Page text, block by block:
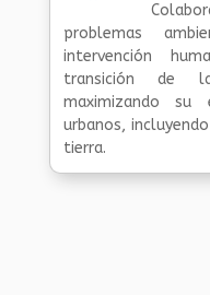
problemas
intervención
transición de
maximizando su
urbanos,
tierra.